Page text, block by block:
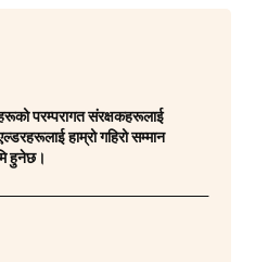
परम्परागत संरक्षकहरूलाई
हाम्रो गहिरो सम्मान
हुनेछ।